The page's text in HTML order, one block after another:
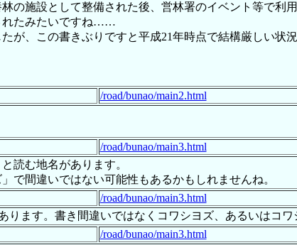
の施設として整備された後、営林署のイベント等で利
れたみたいですね……
が、この書きぶりですと平成21年時点で結構厳しい
/road/bunao/main2.html
/road/bunao/main3.html
読む地名があります。
で間違いではない可能性もあるかもしれませんね。
/road/bunao/main3.html
ります。書き間違いではなくコワシヨズ、あるいはコ
/road/bunao/main3.html